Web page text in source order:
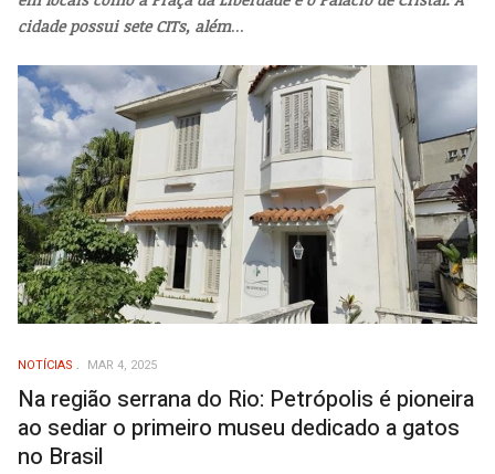
cidade possui sete CITs, além...
NOTÍCIAS MAR 4, 2025
Na região serrana do Rio: Petrópolis é pioneira
ao sediar o primeiro museu dedicado a gatos
no Brasil